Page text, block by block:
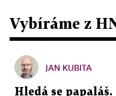
Vybíráme z
JAN KUBITA
Hledá se